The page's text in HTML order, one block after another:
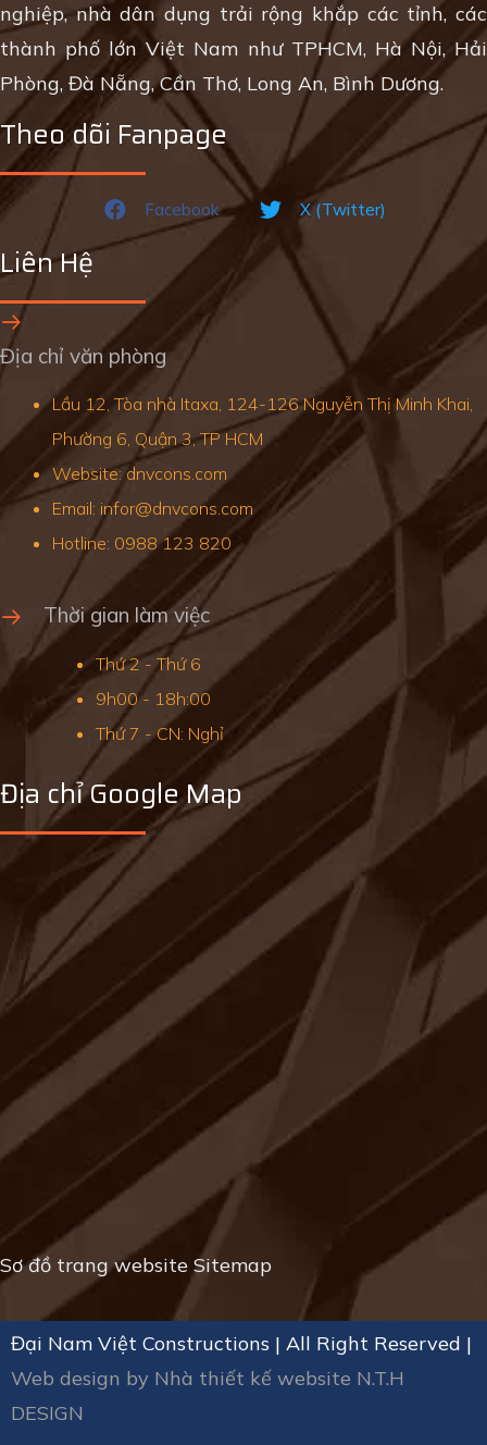
nghiệp, nhà dân dụng trải rộng khắp các tỉnh, các
thành phố lớn Việt Nam như TPHCM, Hà Nội, Hải
Phòng, Đà Nẵng, Cần Thơ, Long An, Bình Dương.
Theo dõi Fanpage
Facebook X (Twitter)
Liên Hệ
Địa chỉ văn phòng
Lầu 12, Tòa nhà Itaxa, 124-126 Nguyễn Thị Minh Khai,
Phường 6, Quận 3, TP HCM
Website: dnvcons.com
Email: infor@dnvcons.com
Hotline: 0988 123 820
Thời gian làm việc
Thứ 2 - Thứ 6
9h00 - 18h:00
Thứ 7 - CN: Nghỉ
Địa chỉ Google Map
Sơ đồ trang website Sitemap
Đại Nam Việt Constructions | All Right Reserved |
Web design by Nhà thiết kế website N.T.H
DESIGN